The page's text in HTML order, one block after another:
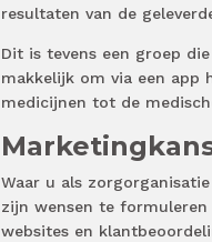
resultaten van de
Dit is tevens een groep
makkelijk om via een app
medicijnen tot de
Waar u als
zijn wensen te
websites en